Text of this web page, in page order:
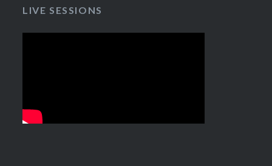
LIVE SESSIONS